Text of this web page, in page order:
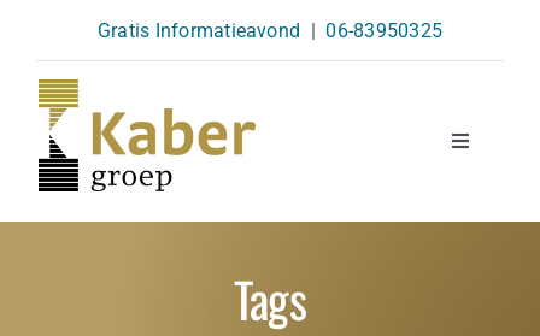
content
Gratis Informatieavond | 06-83950325
Toggle
Opleidingen
Agenda
Tags